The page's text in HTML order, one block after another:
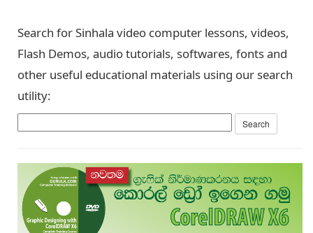
Search for Sinhala video computer lessons, videos,
Flash Demos, audio tutorials, softwares, fonts and
other useful educational materials using our search
utility: